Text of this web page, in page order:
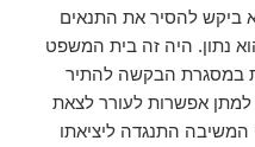
ביקש להסיר את התנאים
נתון. היה זה בית המשפט
במסגרת הבקשה להתיר
למתן אפשרות לעורר לצאת
המשיבה התנגדה ליציאתו